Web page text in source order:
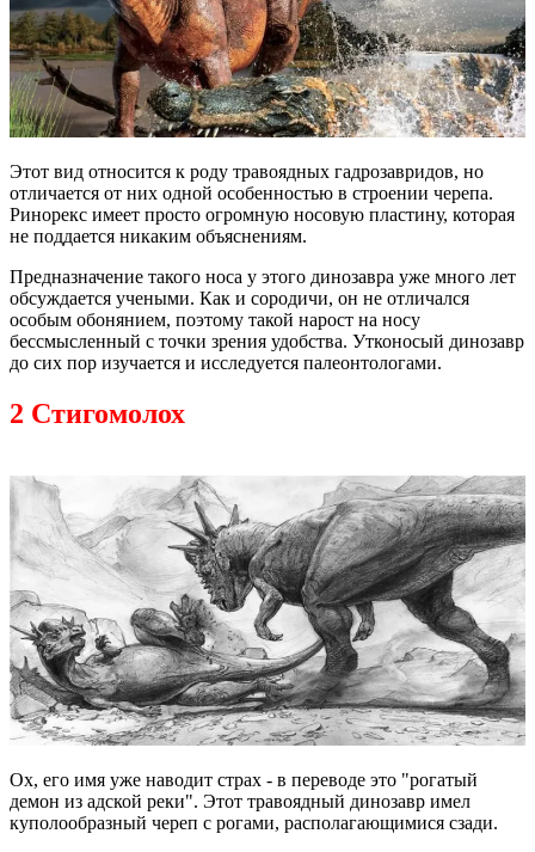
Этот вид относится к роду травоядных гадрозавридов, но
отличается от них одной особенностью в строении черепа.
Ринорекс имеет просто огромную носовую пластину, которая
не поддается никаким объяснениям.
Предназначение такого носа у этого динозавра уже много лет
обсуждается учеными. Как и сородичи, он не отличался
особым обонянием, поэтому такой нарост на носу
бессмысленный с точки зрения удобства. Утконосый динозавр
до сих пор изучается и исследуется палеонтологами.
2 Стигомолох
Ох, его имя уже наводит страх - в переводе это "рогатый
демон из адской реки". Этот травоядный динозавр имел
куполообразный череп с рогами, располагающимися сзади.